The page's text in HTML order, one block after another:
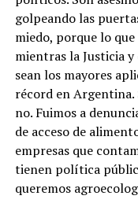
golpeando las
miedo, porque lo
mientras la Justicia
sean los mayores
récord en
no. Fuimos a
de acceso de
empresas que
tienen política
queremos